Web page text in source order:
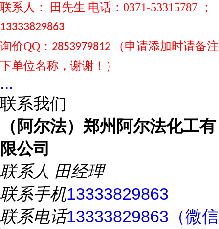
联系人： 田先生 电话：0371-53315787 ；
13333829863
询价QQ： 2853979812
（申请添加时请备注
下单位名称，谢谢！）
...
联系我们
（阿尔法）郑州阿尔法化工有
限公司
联系人 田经理
联系手机13333829863
联系电话13333829863（微信